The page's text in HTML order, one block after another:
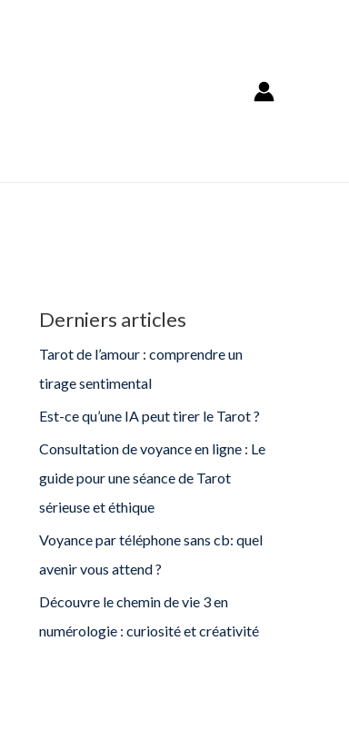
Derniers articles
Tarot de l’amour : comprendre un
tirage sentimental
Est-ce qu’une IA peut tirer le Tarot ?
Consultation de voyance en ligne : Le
guide pour une séance de Tarot
sérieuse et éthique
Voyance par téléphone sans cb: quel
avenir vous attend ?
Découvre le chemin de vie 3 en
numérologie : curiosité et créativité